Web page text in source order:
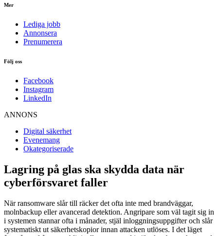
Mer
Lediga jobb
Annonsera
Prenumerera
Följ oss
Facebook
Instagram
LinkedIn
ANNONS
Digital säkerhet
Evenemang
Okategoriserade
Lagring på glas ska skydda data när
cyberförsvaret faller
När ransomware slår till räcker det ofta inte med brandväggar,
molnbackup eller avancerad detektion. Angripare som väl tagit sig in
i systemen stannar ofta i månader, stjäl inloggningsuppgifter och slår
systematiskt ut säkerhetskopior innan attacken utlöses. I det läget